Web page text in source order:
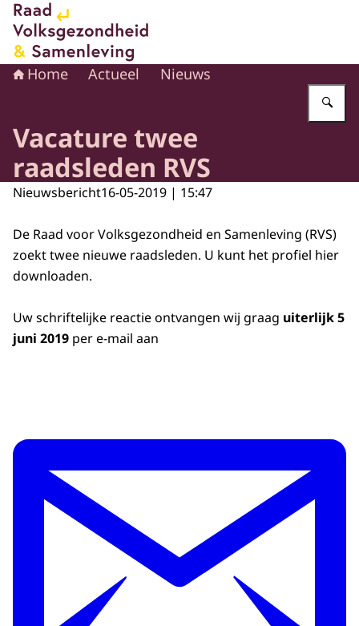
Naar de homepage van Raad voor Volksgezondheid en
Home Actueel Nieuws
Vacature twee
raadsleden RVS
Nieuwsbericht16-05-2019 | 15:47
De Raad voor Volksgezondheid en Samenleving (RVS)
zoekt twee nieuwe raadsleden. U kunt het profiel hier
downloaden.
Uw schriftelijke reactie ontvangen wij graag uiterlijk 5
juni 2019 per e-mail aan